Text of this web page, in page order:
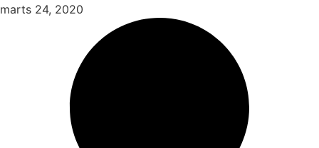
marts 24, 2020